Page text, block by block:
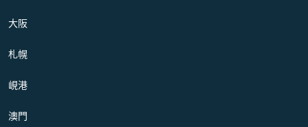
大阪
札幌
峴港
澳門